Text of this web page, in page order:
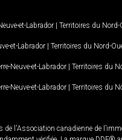
et-Labrador | Territoires du Nord-
et-Labrador | Territoires du Nord-
Neuve-et-Labrador | Territoires du
Neuve-et-Labrador | Territoires du
de l'Association canadienne de